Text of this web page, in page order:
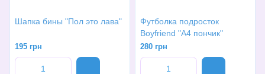
Шапка бины "Пол это лава"
195 грн
Футболка подросток
Boyfriend "А4 пончик"
280 грн